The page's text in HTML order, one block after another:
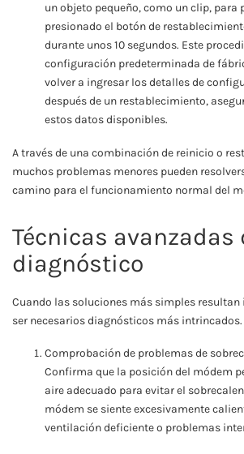
un objeto pequeño, como un clip, para
presionado el botón de
durante unos 10 segundos. Este
configuración predeterminada de
volver a ingresar los detalles de
después de un restablecimiento,
estos datos disponibles.
A través de una combinación de reinicio o
muchos problemas menores pueden
camino para el funcionamiento normal del
Técnicas avanzadas
diagnóstico
Cuando las soluciones más simples resultan
ser necesarios diagnósticos más intrincados.
Comprobación de problemas de
Confirma que la posición del módem
aire adecuado para evitar el
módem se siente excesivamente
ventilación deficiente o problemas